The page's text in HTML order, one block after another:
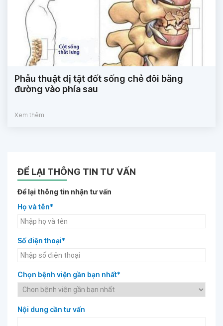
Phẫu thuật dị tật đốt sống chẻ đôi bằng
đường vào phía sau
Xem thêm
ĐỂ LẠI THÔNG TIN TƯ VẤN
Để lại thông tin nhận tư vấn
Họ và tên*
Số điện thoại*
Chọn bệnh viện gần bạn nhất*
Nội dung cần tư vấn